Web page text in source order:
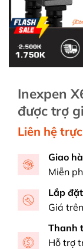
Inexpen
được trợ
Liên hệ
Giao
Miễn
Lắp đặt
Giá
Thanh
Hỗ trợ